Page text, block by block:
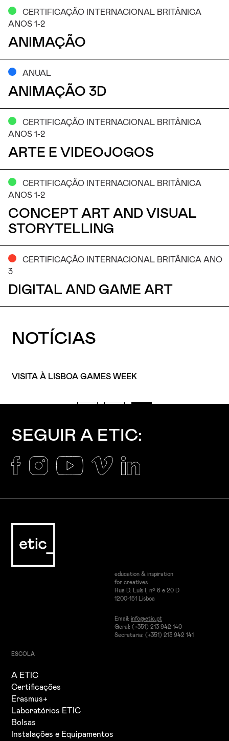
para os quais recomendamos um nível mínimo de inglês
B1 (uma vez que as aulas são lecionadas em inglês bem
apresentar provas de conhecimento de inglês nível B2.
CERTIFICAÇÃO INTERNACIONAL BRITÂNICA
ANOS 1-2
ANIMAÇÃO
ANUAL
ANIMAÇÃO 3D
CERTIFICAÇÃO INTERNACIONAL BRITÂNICA
ANOS 1-2
ARTE E VIDEOJOGOS
CERTIFICAÇÃO INTERNACIONAL BRITÂNICA
ANOS 1-2
CONCEPT ART AND VISUAL
STORYTELLING
CERTIFICAÇÃO INTERNACIONAL BRITÂNICA ANO
3
DIGITAL AND GAME ART
NOTÍCIAS
ARRISCA C: VASCO OLIVEIRA E DANIEL PENÃO
SEGUIR A ETIC:
education & inspiration
for creatives
Rua D. Luís I, nº 6 e 20 D
1200-151 Lisboa
Email: info@etic.pt
Geral: (+351) 213 942 140
Secretaria: (+351) 213 942 141
ESCOLA
A ETIC
Certificações
Erasmus+
Laboratórios ETIC
Bolsas
Instalações e Equipamentos